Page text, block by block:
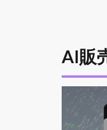
AI販